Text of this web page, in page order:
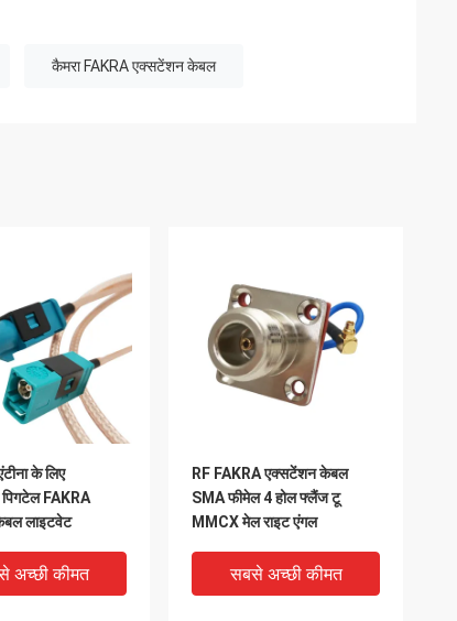
कैमरा FAKRA एक्सटेंशन केबल
के लिए
FAKRA
लाइटवेट
अच्छी कीमत
RF FAKRA एक्सटेंशन केबल
SMA फीमेल 4 होल फ्लैंज टू
MMCX मेल राइट एंगल
सबसे अच्छी कीमत